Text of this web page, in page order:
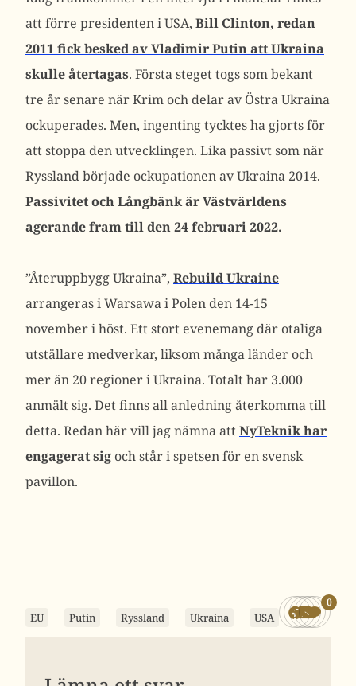
att förre presidenten i USA, Bill Clinton, redan
2011 fick besked av Vladimir Putin att Ukraina
skulle återtagas. Första steget togs som bekant
tre år senare när Krim och delar av Östra Ukraina
ockuperades. Men, ingenting tycktes ha gjorts för
att stoppa den utvecklingen. Lika passivt som när
Ryssland började ockupationen av Ukraina 2014.
Passivitet och Långbänk är Västvärldens
agerande fram till den 24 februari 2022.
”Återuppbygg Ukraina”, Rebuild Ukraine
arrangeras i Warsawa i Polen den 14-15
november i höst. Ett stort evenemang där otaliga
utställare medverkar, liksom många länder och
mer än 20 regioner i Ukraina. Totalt har 3.000
anmält sig. Det finns all anledning återkomma till
detta. Redan här vill jag nämna attNyTeknik har
engagerat sig och står i spetsen för en svensk
pavillon.
EU Putin Ryssland Ukraina USA
0